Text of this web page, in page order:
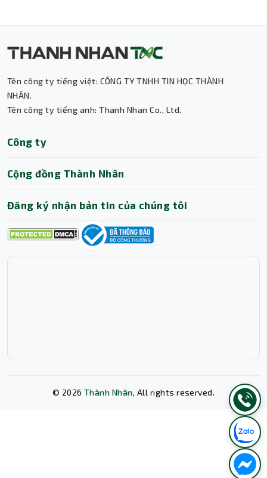
Tên công ty tiếng việt: CÔNG TY TNHH TIN HỌC THÀNH
NHÂN.
Tên công ty tiếng anh: Thanh Nhan Co., Ltd.
Công ty
Cộng đồng Thành Nhân
Đăng ký nhận bản tin của chúng tôi
© 2026 Thành Nhân, All rights reserved.